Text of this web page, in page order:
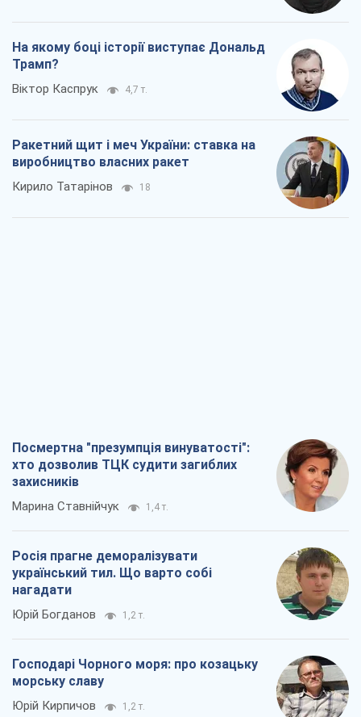
На якому боці історії виступає Дональд
Трамп?
Віктор Каспрук 4,7 т.
Ракетний щит і меч України: ставка на
виробництво власних ракет
Кирило Татарінов 18
Посмертна "презумпція винуватості":
хто дозволив ТЦК судити загиблих
захисників
Марина Ставнійчук 1,4 т.
Росія прагне деморалізувати
український тил. Що варто собі
нагадати
Юрій Богданов 1,2 т.
Господарі Чорного моря: про козацьку
морську славу
Юрій Кирпичов 1,2 т.